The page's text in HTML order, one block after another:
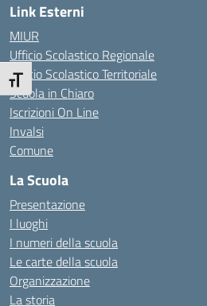
Attiva/disattiva dimensione testo
Link Esterni
MIUR
Ufficio Scolastico Regionale
Ufficio Scolastico Territoriale
Scuola in Chiaro
Iscrizioni On Line
Invalsi
Comune
La Scuola
Presentazione
I luoghi
I numeri della scuola
Le carte della scuola
Organizzazione
La storia